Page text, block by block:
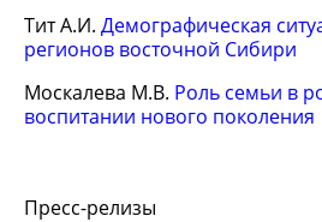
Тит А.И. Демографическая
регионов восточной Сибири
Москалева М.В. Роль семьи в
воспитании нового поколения
Пресс-релизы